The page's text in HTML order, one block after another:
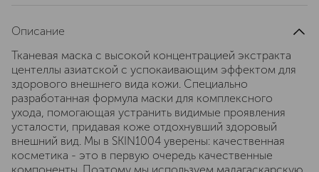
Описание
Тканевая маска с высокой концентрацией экстракта
центеллы азиатской с успокаивающим эффектом для
здорового внешнего вида кожи. Специально
разработанная формула маски для комплексного
ухода, помогающая устранить видимые проявления
усталости, придавая коже отдохнувший здоровый
внешний вид. Мы в SKIN1004 уверены: качественная
косметика - это в первую очередь качественные